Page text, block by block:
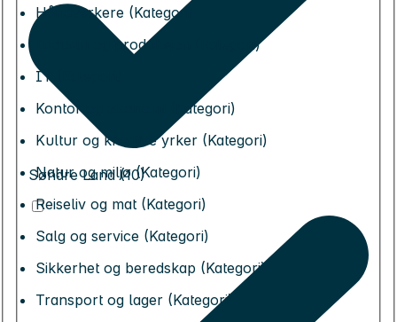
Håndverkere (Kategori)
Industri og produksjon (Kategori)
IT (Kategori)
Kontor og økonomi (Kategori)
Kultur og kreative yrker (Kategori)
Natur og miljø (Kategori)
Reiseliv og mat (Kategori)
Salg og service (Kategori)
Sikkerhet og beredskap (Kategori)
Transport og lager (Kategori)
Søndre Land (10)